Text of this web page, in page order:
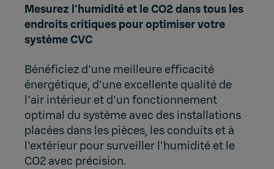
Mesurez l'humidité et le CO2 dans tous les
endroits critiques pour optimiser votre
système CVC
Bénéficiez d'une meilleure efficacité
énergétique, d'une excellente qualité de
l'air intérieur et d'un fonctionnement
optimal du système avec des installations
placées dans les pièces, les conduits et à
l'extérieur pour surveiller l'humidité et le
CO2 avec précision.